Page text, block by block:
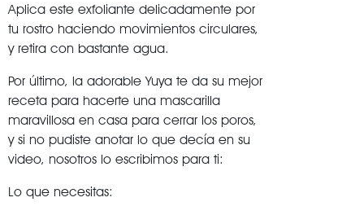
Aplica este exfoliante delicadamente por
tu rostro haciendo movimientos circulares,
y retira con bastante agua.
Por último, la adorable Yuya te da su mejor
receta para hacerte una mascarilla
maravillosa en casa para cerrar los poros,
y si no pudiste anotar lo que decía en su
video, nosotros lo escribimos para ti:
Lo que necesitas: